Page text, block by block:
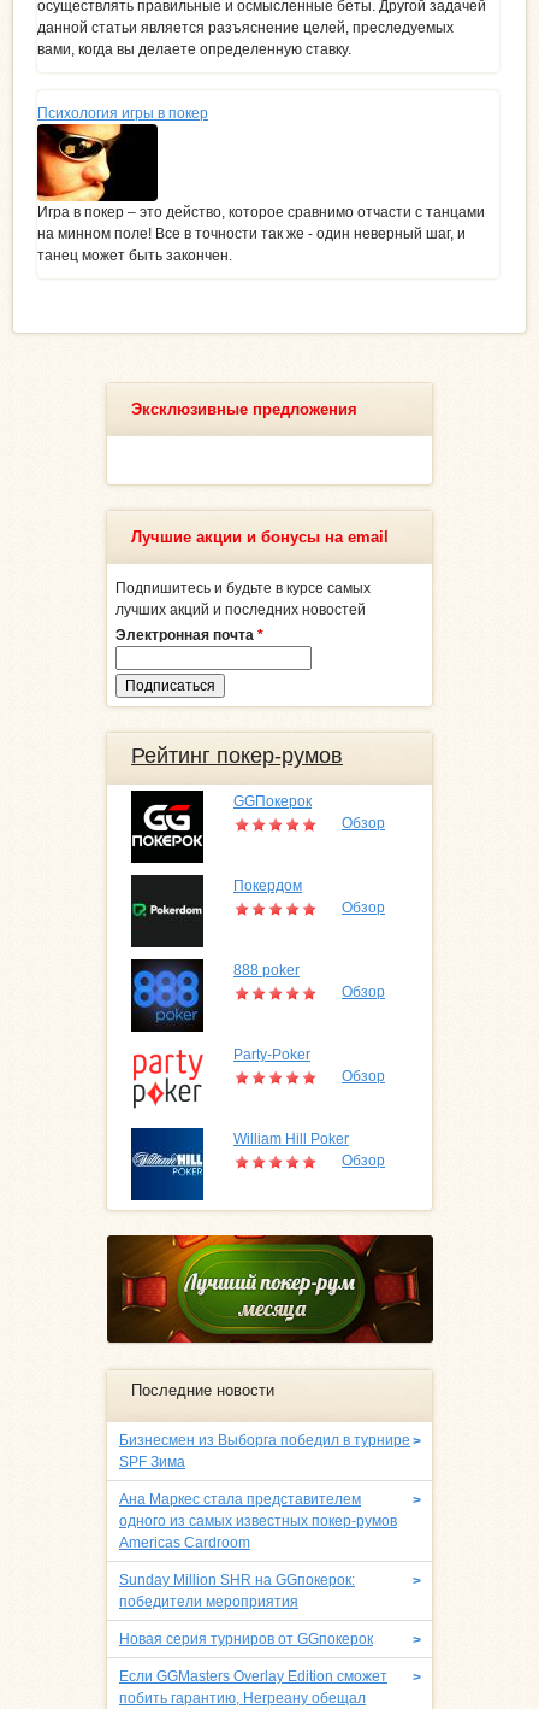
осуществлять правильные и осмысленные беты. Другой задачей
данной статьи является разъяснение целей, преследуемых
вами, когда вы делаете определенную ставку.
Психология игры в покер
Игра в покер – это действо, которое сравнимо отчасти с танцами
на минном поле! Все в точности так же - один неверный шаг, и
танец может быть закончен.
Эксклюзивные предложения
Лучшие акции и бонусы на email
Подпишитесь и будьте в курсе самых
лучших акций и последних новостей
Электронная почта *
Рейтинг покер-румов
GGПокерок
Обзор
Покердом
Обзор
888 poker
Обзор
Party-Poker
Обзор
William Hill Poker
Обзор
Последние новости
>
Бизнесмен из Выборга победил в турнире
SPF Зима
>
Ана Маркес стала представителем
одного из самых известных покер-румов
Americas Cardroom
>
Sunday Million SHR на GGпокерок:
победители мероприятия
>
Новая серия турниров от GGпокерок
>
Если GGMasters Overlay Edition сможет
побить гарантию, Негреану обещал